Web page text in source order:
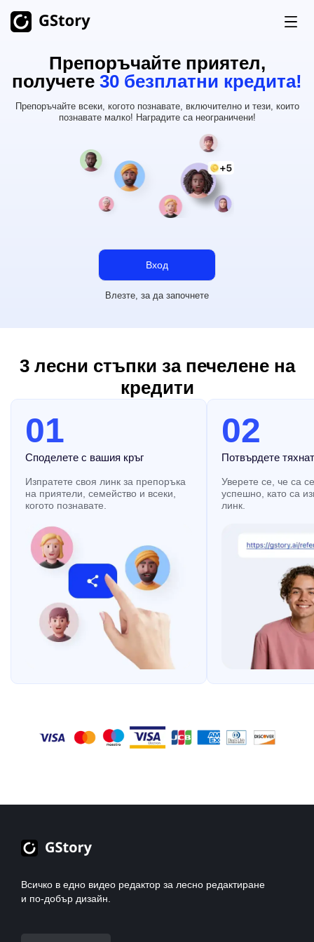
Генериране с AI
AI Генератор на Изображения Неограничено
AI Изображение към видео
AI видео генератор Неограничено
Инструменти за Видео
AI Създател на Клипове
Премахване на Фон от Видео
Инструменти за Снимки
Премахване на Фон от Снимки
Премахване на Воден Знак от Снимки
Подобрител на Снимки
Автоматичен Генератор на Субтитри
Цени
Безплатни Кредити
Препоръчайте приятел,
получете 30 безплатни кредита!
Препоръчайте всеки, когото познавате, включително и тези, които
познавате малко! Наградите са неограничени!
Вход
Влезте, за да започнете
3 лесни стъпки за печелене на
кредити
01
Споделете с вашия кръг
Изпратете своя линк за препоръка
на приятели, семейство и всеки,
когото познавате.
02
Потвърдете
Уверете се, че са
успешно, като са
линк.
Всичко в едно видео редактор за лесно редактиране
и по-добър дизайн.